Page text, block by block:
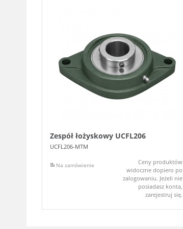
Zespół łożyskowy UCFL206
UCFL206-MTM
Na zamówienie
Ceny produktów
widoczne dopiero po
zalogowaniu. Jeżeli nie
posiadasz konta,
zarejestruj się.